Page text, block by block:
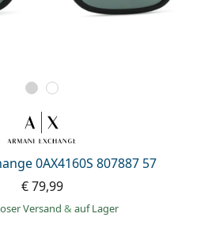
0AX4160S 807887 57
€ 79,99
Versand & auf Lager